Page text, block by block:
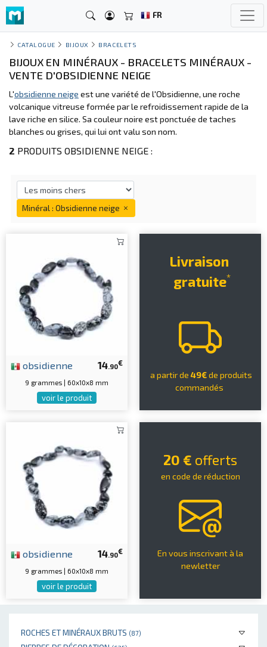
FR
ROCHES ET MINÉRAUX BRUTS (87)
CATALOGUE BIJOUX BRACELETS
BIJOUX EN MINÉRAUX - BRACELETS MINÉRAUX -
VENTE D'OBSIDIENNE NEIGE
L'obsidienne neige est une variété de l'Obsidienne, une roche
volcanique vitreuse formée par le refroidissement rapide de la
lave riche en silice. Sa couleur noire est ponctuée de taches
blanches ou grises, qui lui ont valu son nom.
2 PRODUITS OBSIDIENNE NEIGE :
Minéral : Obsidienne neige
14.90€
obsidienne
9 grammes | 60x10x8 mm
voir le produit
Livraison
gratuite*
a partir de 49€de produits
commandés
14.90€
obsidienne
9 grammes | 60x10x8 mm
voir le produit
20 € offerts
en code de réduction
En vous inscrivant à la
newletter